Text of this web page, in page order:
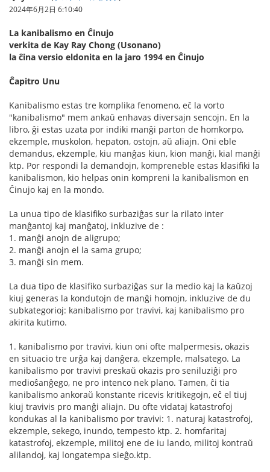
2024年6月2日 6:10:40
La kanibalismo en Ĉinujo
verkita de Kay Ray Chong (Usonano)
la ĉina versio eldonita en la jaro 1994 en Ĉinujo
Ĉapitro Unu
Kanibalismo estas tre komplika fenomeno, eĉ la vorto
"kanibalismo" mem ankaŭ enhavas diversajn sencojn. En la
libro, ĝi estas uzata por indiki manĝi parton de homkorpo,
ekzemple, muskolon, hepaton, ostojn, aŭ aliajn. Oni eble
demandus, ekzemple, kiu manĝas kiun, kion manĝi, kial manĝi
ktp. Por respondi la demandojn, kompreneble estas klasifiki la
kanibalismon, kio helpas onin kompreni la kanibalismon en
Ĉinujo kaj en la mondo.
La unua tipo de klasifiko surbaziĝas sur la rilato inter
manĝantoj kaj manĝatoj, inkluzive de :
1. manĝi anojn de aligrupo;
2. manĝi anojn el la sama grupo;
3. manĝi sin mem.
La dua tipo de klasifiko surbaziĝas sur la medio kaj la kaŭzoj
kiuj generas la kondutojn de manĝi homojn, inkluzive de du
subkategorioj: kanibalismo por travivi, kaj kanibalismo pro
akirita kutimo.
1. kanibalismo por travivi, kiun oni ofte malpermesis, okazis
en situacio tre urĝa kaj danĝera, ekzemple, malsatego. La
kanibalismo por travivi preskaŭ okazis pro seniluziĝi pro
medioŝanĝego, ne pro intenco nek plano. Tamen, ĉi tia
kanibalismo ankoraŭ konstante ricevis kritikegojn, eĉ el tiuj
kiuj travivis pro manĝi aliajn. Du ofte vidataj katastrofoj
kondukas al la kanibalismo por travivi: 1. naturaj katastrofoj,
ekzemple, sekego, inundo, tempesto ktp. 2. homfaritaj
katastrofoj, ekzemple, militoj ene de iu lando, militoj kontraŭ
alilandoj, kaj longatempa sieĝo.ktp.